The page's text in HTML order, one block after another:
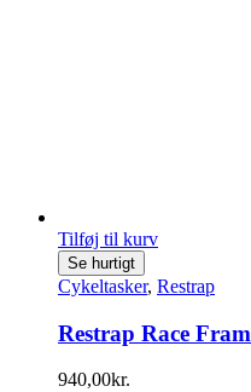
Tilføj til kurv
Se hurtigt
Cykeltasker, Restrap
Restrap Race
940,00kr.